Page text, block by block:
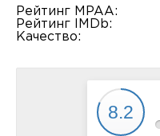
Рейтинг MPAA:
Рейтинг IMDb:
Качество: